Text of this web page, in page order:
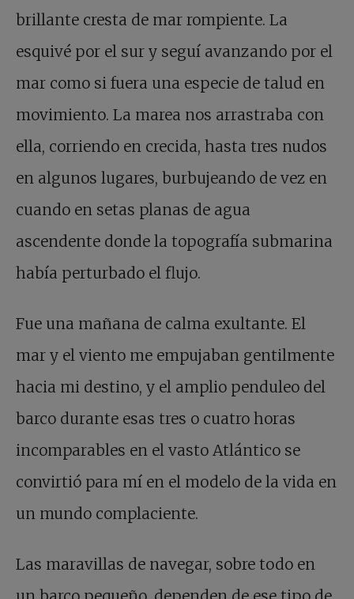
brillante cresta de mar rompiente. La
esquivé por el sur y seguí avanzando por el
mar como si fuera una especie de talud en
movimiento. La marea nos arrastraba con
ella, corriendo en crecida, hasta tres nudos
en algunos lugares, burbujeando de vez en
cuando en setas planas de agua
ascendente donde la topografía submarina
había perturbado el flujo.
Fue una mañana de calma exultante. El
mar y el viento me empujaban gentilmente
hacia mi destino, y el amplio penduleo del
barco durante esas tres o cuatro horas
incomparables en el vasto Atlántico se
convirtió para mí en el modelo de la vida en
un mundo complaciente.
Las maravillas de navegar, sobre todo en